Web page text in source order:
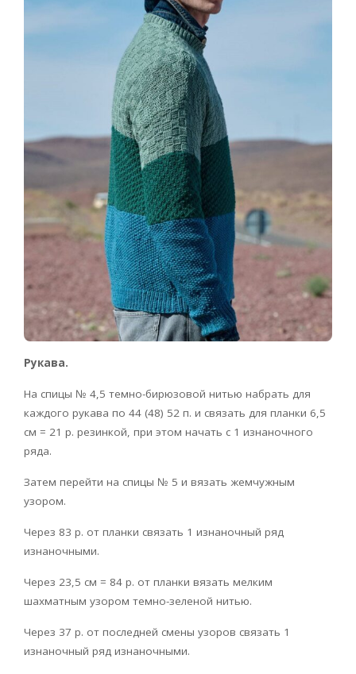
Рукава.
На спицы № 4,5 темно-­бирюзовой нитью набрать для
каждого рукава по 44 (48) 52 п. и связать для планки 6,5
см = 21 р. резинкой, при этом начать с 1 изнаночного
ряда.
Затем перейти на спицы № 5 и вязать жемчуж­ным
узором.
Через 83 р. от планки связать 1 изнаночный ряд
изнаночными.
Через 23,5 см = 84 р. от планки вязать мелким
шахматным узором темно-зеленой нитью.
Через 37 р. от последней смены узоров связать 1
изнаночный ряд изнаночными.